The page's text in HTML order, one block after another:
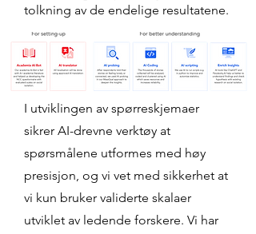
tolkning av de endelige resultatene.
I utviklingen av spørreskjemaer
sikrer AI-drevne verktøy at
spørsmålene utformes med høy
presisjon, og vi vet med sikkerhet at
vi kun bruker validerte skalaer
utviklet av ledende forskere. Vi har